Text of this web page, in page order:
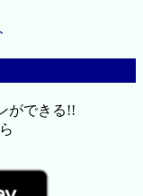
ができる!!